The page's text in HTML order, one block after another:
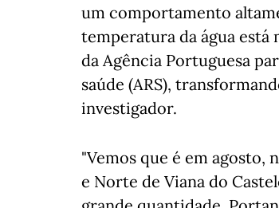
um comportamento
temperatura da água está
da Agência Portuguesa
saúde (ARS),
investigador.
"Vemos que é em agosto,
e Norte de Viana do